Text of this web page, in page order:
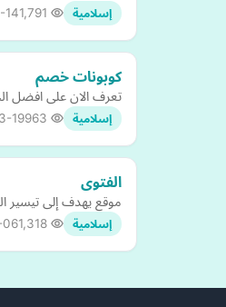
إسلامية 14
كوبونات خصم
تعرف الان على افضل
إسلامية 19
الفتوى
موقع يهدف إلى تيسير
إسلامية 06